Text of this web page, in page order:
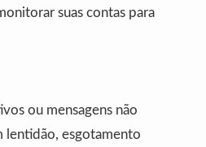
suas contas para
ou mensagens não
lentidão, esgotamento